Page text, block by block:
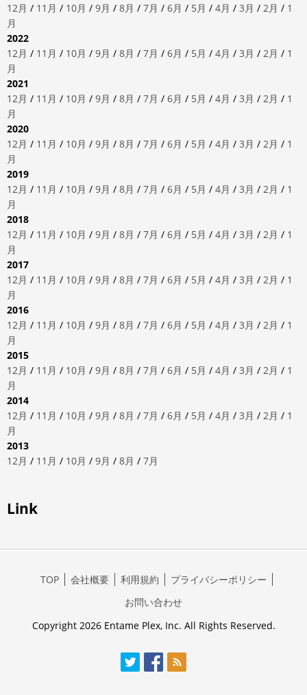
12月 / 11月 / 10月 / 9月 / 8月 / 7月 / 6月 / 5月 / 4月 / 3月 / 2月 / 1
月
2022
12月 / 11月 / 10月 / 9月 / 8月 / 7月 / 6月 / 5月 / 4月 / 3月 / 2月 / 1
月
2021
12月 / 11月 / 10月 / 9月 / 8月 / 7月 / 6月 / 5月 / 4月 / 3月 / 2月 / 1
月
2020
12月 / 11月 / 10月 / 9月 / 8月 / 7月 / 6月 / 5月 / 4月 / 3月 / 2月 / 1
月
2019
12月 / 11月 / 10月 / 9月 / 8月 / 7月 / 6月 / 5月 / 4月 / 3月 / 2月 / 1
月
2018
12月 / 11月 / 10月 / 9月 / 8月 / 7月 / 6月 / 5月 / 4月 / 3月 / 2月 / 1
月
2017
12月 / 11月 / 10月 / 9月 / 8月 / 7月 / 6月 / 5月 / 4月 / 3月 / 2月 / 1
月
2016
12月 / 11月 / 10月 / 9月 / 8月 / 7月 / 6月 / 5月 / 4月 / 3月 / 2月 / 1
月
2015
12月 / 11月 / 10月 / 9月 / 8月 / 7月 / 6月 / 5月 / 4月 / 3月 / 2月 / 1
月
2014
12月 / 11月 / 10月 / 9月 / 8月 / 7月 / 6月 / 5月 / 4月 / 3月 / 2月 / 1
月
2013
12月 / 11月 / 10月 / 9月 / 8月 / 7月
Link
TOP 会社概要 利用規約
プライバシーポリシー
お問い合わせ
Copyright 2026 Entame Plex, Inc. All Rights Reserved.